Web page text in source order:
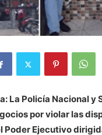
La Policía Nacional y
por violar las
Poder Ejecutivo